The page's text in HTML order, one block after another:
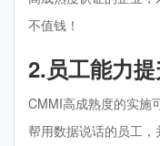
不值钱！
2.员工能力
CMMI高成熟度的实施
帮用数据说话的员工，